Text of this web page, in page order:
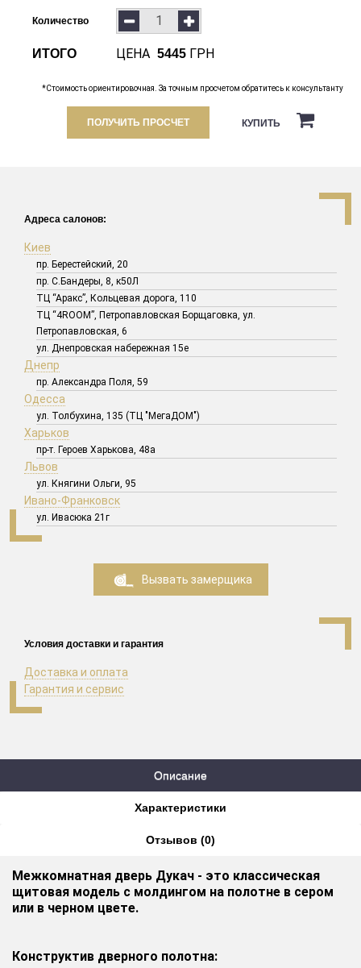
Количество
ИТОГО ЦЕНА 5445 ГРН
*Стоимость ориентировочная. За точным просчетом обратитесь к консультанту
ПОЛУЧИТЬ ПРОСЧЕТ КУПИТЬ
Адреса салонов:
Киев
пр. Берестейский, 20
пр. С.Бандеры, 8, к50Л
ТЦ “Аракс”, Кольцевая дорога, 110
ТЦ “4ROOM”, Петропавловская Борщаговка, ул.
Петропавловская, 6
ул. Днепровская набережная 15е
Днепр
пр. Александра Поля, 59
Одесса
ул. Толбухина, 135 (ТЦ "МегаДОМ")
Харьков
пр-т. Героев Харькова, 48а
Львов
ул. Княгини Ольги, 95
Ивано-Франковск
ул. Ивасюка 21г
Вызвать замерщика
Условия доставки и гарантия
Доставка и оплата
Гарантия и сервис
Описание
Характеристики
Отзывов (0)
Межкомнатная дверь Дукач - это классическая
щитовая модель с молдингом на полотне в сером
или в черном цвете.
Конструктив дверного полотна: